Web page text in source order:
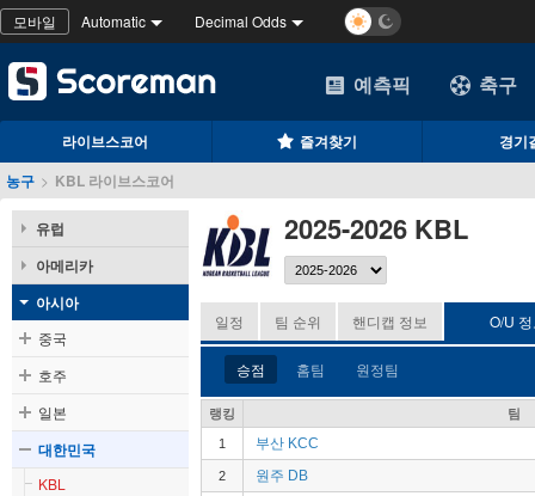
모바일 Automatic Decimal Odds
예측픽 축구
라이브스코어 즐겨찾기
경기
농구 > KBL 라이브스코어
유럽
아메리카
아시아
중국
호주
일본
대한민국
KBL
2025-2026 KBL
일정 팀 순위 핸디캡 정보 O/U
승점 홈팀 원정팀
랭킹 팀
1 부산 KCC
2 원주 DB